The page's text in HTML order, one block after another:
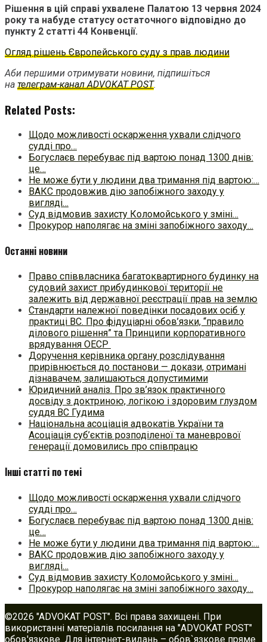
Рішення в цій справі ухвалене Палатою 13 червня 2024
року та набуде статусу остаточного відповідно до
пункту 2 статті 44 Конвенції.
Огляд рішень Європейського суду з прав людини
Аби першими отримувати новини, підпишіться
на телеграм-канал ADVOKAT POST.
Related Posts:
Щодо можливості оскарження ухвали слідчого
судді про…
Богуслаєв перебуває під вартою понад 1300 днів:
це…
Не може бути у людини два тримання під вартою:…
ВАКС продовжив дію запобіжного заходу у
вигляді…
Суд відмовив захисту Коломойського у зміні…
Прокурор наполягає на зміні запобіжного заходу…
Останні новини
Право співвласника багатоквартирного будинку на
судовий захист прибудинкової території не
залежить від державної реєстрації прав на землю
Стандарти належної поведінки посадових осіб у
практиці ВC. Про фідуціарні обов’язки, “правило
ділового рішення” та Принципи корпоративного
врядування ОЕСР
Доручення керівника органу розслідування
прирівнюється до постанови — докази, отримані
дізнавачем, залишаються допустимими
Юридичний аналіз. Про зв’язок практичного
досвіду з доктриною, логікою і здоровим глуздом
суддя ВС Гудима
Національна асоціація адвокатів України та
Асоціація суб’єктів розподіленої та маневрової
генерації домовились про співпрацю
Інші статті по темі
Щодо можливості оскарження ухвали слідчого
судді про…
Богуслаєв перебуває під вартою понад 1300 днів:
це…
Не може бути у людини два тримання під вартою:…
ВАКС продовжив дію запобіжного заходу у
вигляді…
Суд відмовив захисту Коломойського у зміні…
Прокурор наполягає на зміні запобіжного заходу…
©2026 "ADVOKAT POST". Всі права захищені. При
використанні матеріалів посилання на "ADVOKAT POST"
обов'язкове. Для інтернет-видань – обов`язкове пряме